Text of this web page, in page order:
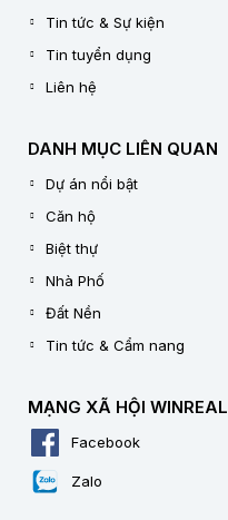
Tin tức & Sự kiện
Tin tuyển dụng
Liên hệ
DANH MỤC LIÊN QUAN
Dự án nổi bật
Căn hộ
Biệt thự
Nhà Phố
Đất Nền
Tin tức & Cẩm nang
MẠNG XÃ HỘI WINREAL
Facebook
Zalo